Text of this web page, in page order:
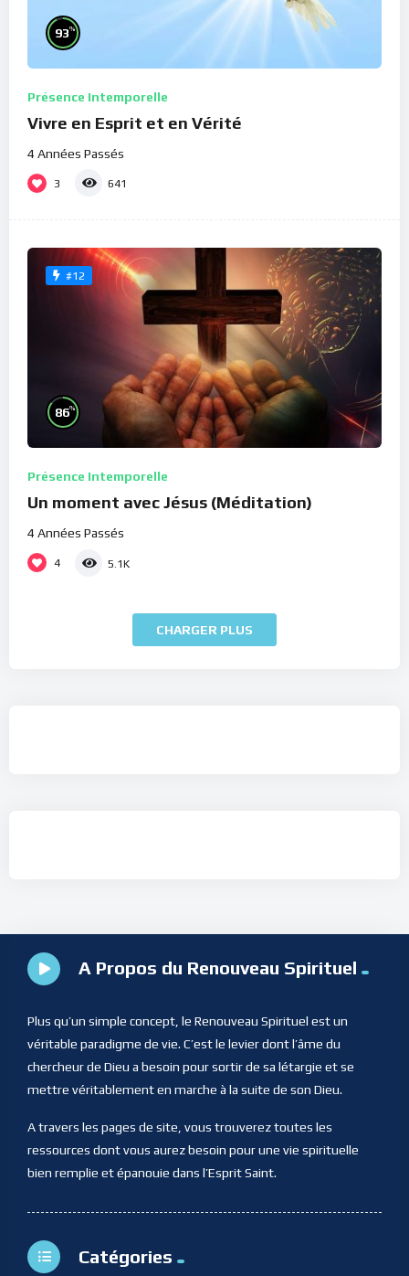
93%
Présence Intemporelle
Vivre en Esprit et en Vérité
4 Années Passés
3 641
#12
86%
Présence Intemporelle
Un moment avec Jésus (Méditation)
4 Années Passés
4 5.1K
CHARGER PLUS
A Propos du Renouveau Spirituel
Plus qu’un simple concept, le Renouveau Spirituel est un
véritable paradigme de vie. C’est le levier dont l’âme du
chercheur de Dieu a besoin pour sortir de sa létargie et se
mettre véritablement en marche à la suite de son Dieu.
A travers les pages de site, vous trouverez toutes les
ressources dont vous aurez besoin pour une vie spirituelle
bien remplie et épanouie dans l’Esprit Saint.
Catégories